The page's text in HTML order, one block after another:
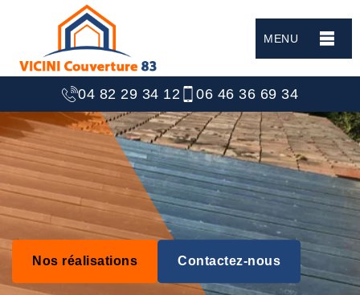
MENU
04 82 29 34 12 06 46 36 69 34
Nos réalisations Contactez-nous